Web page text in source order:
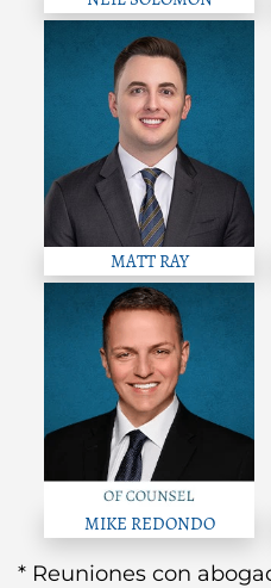
MATT RAY
MIKE REDONDO
* Reuniones con